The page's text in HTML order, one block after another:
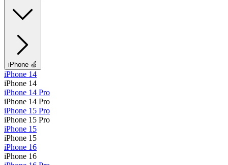
iPhone 🍏
iPhone 14
iPhone 14
iPhone 14 Pro
iPhone 14 Pro
iPhone 15 Pro
iPhone 15 Pro
iPhone 15
iPhone 15
iPhone 16
iPhone 16